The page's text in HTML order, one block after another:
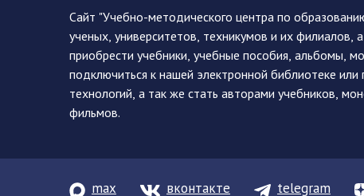
Сайт "Учебно-методического центра по
ученых, университетов, техникумов и их
приобрести учебники, учебные пособия, альбомы,
подключиться к нашей электронной библиотеке
технологий, а так же стать авторами учебников,
фильмов.
max вконтакте telegram